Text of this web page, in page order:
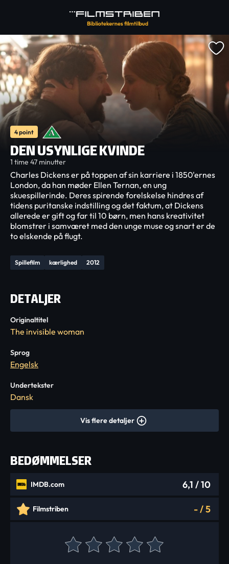
4 point
DEN USYNLIGE KVINDE
1 time 47 minutter
Spillefilm kærlighed 2012
Charles Dickens er på toppen af sin karriere i 1850'ernes
London, da han møder Ellen Ternan, en ung
skuespillerinde. Deres spirende forelskelse hindres af
tidens puritanske indstilling og det faktum, at Dickens
allerede er gift og far til 10 børn, men hans kreativitet
blomstrer i samværet med den unge muse og snart er de
to elskende på flugt.
DETALJER
Originaltitel
The invisible woman
Sprog
Engelsk
Undertekster
Dansk
Vis flere detaljer
BEDØMMELSER
IMDB.com 6,1 / 10
Filmstriben -/5